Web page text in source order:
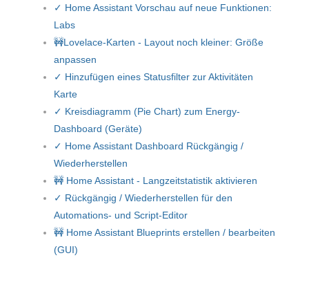
✓ Home Assistant Vorschau auf neue Funktionen:
Labs
🚧Lovelace-Karten - Layout noch kleiner: Größe
anpassen
✓ Hinzufügen eines Statusfilter zur Aktivitäten
Karte
✓ Kreisdiagramm (Pie Chart) zum Energy-
Dashboard (Geräte)
✓ Home Assistant Dashboard Rückgängig /
Wiederherstellen
🚧 Home Assistant - Langzeitstatistik aktivieren
✓ Rückgängig / Wiederherstellen für den
Automations- und Script-Editor
🚧 Home Assistant Blueprints erstellen / bearbeiten
(GUI)